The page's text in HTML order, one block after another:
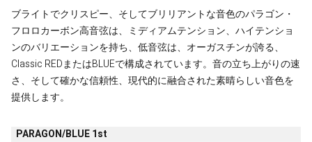
ブライトでクリスピー、そしてブリリアントな音色のパラゴン・
フロロカーボン高音弦は、ミディアムテンション、ハイテンショ
ンのバリエーションを持ち、低音弦は、オーガスチンが誇る、
Classic REDまたはBLUEで構成されています。音の立ち上がりの速
さ、そして確かな信頼性、現代的に融合された素晴らしい音色を
提供します。
PARAGON/BLUE 1st